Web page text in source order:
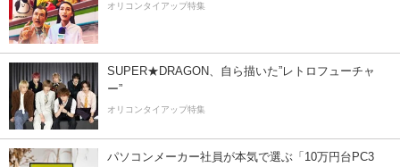
オリコンタイアップ特集
SUPER★DRAGON、自ら描いた”レトロフューチャ
ー”
オリコンタイアップ特集
パソコンメーカー社員が本気で選ぶ「10万円台PC3